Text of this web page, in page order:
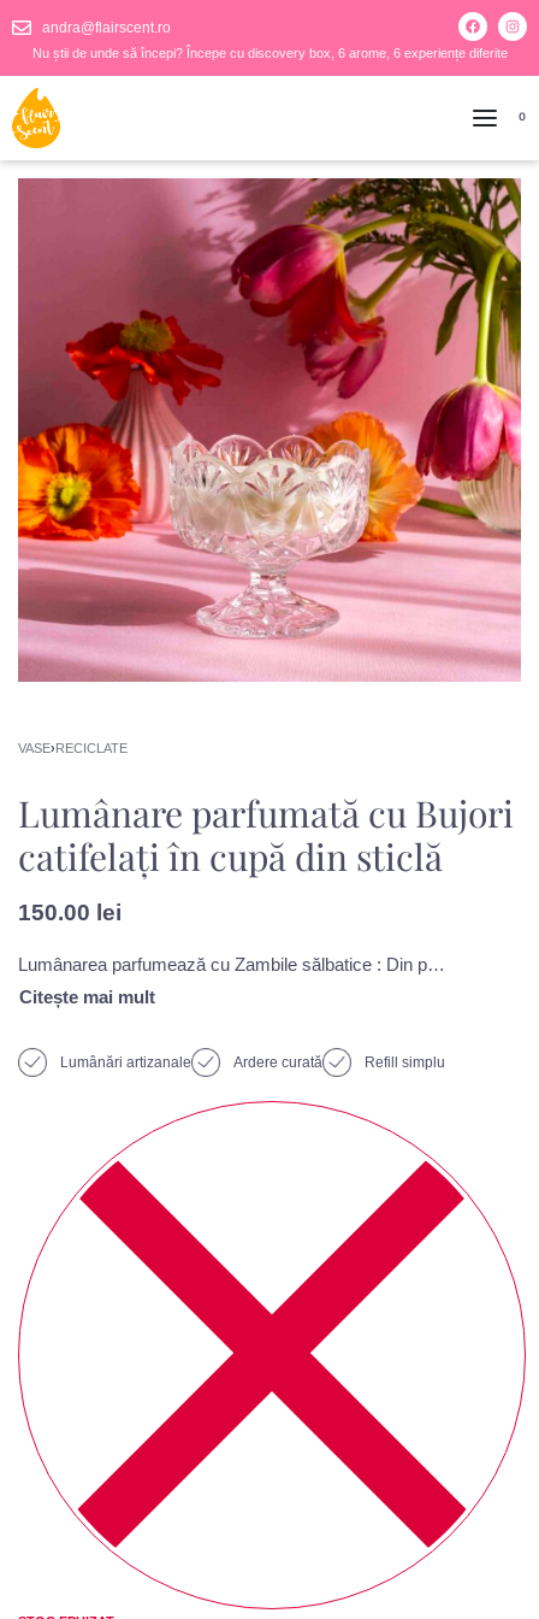
andra@flairscent.ro
Nu știi de unde să începi? Începe cu discovery box, 6 arome, 6 experiențe diferite
0
VASE›RECICLATE
Lumânare parfumată cu Bujori
catifelați în cupă din sticlă
150.00 lei
Lumânarea parfumează cu Zambile sălbatice : Din piața colorată de miresme, în ceara de soia s-a așezat un buchet zâmbitor de zambile. E o aromă care te va scoate din zona de confort, căci e împletită cu acorduri de iasomie, lavandă și trandafir. Croită parcă ca o rochie vaporoasă din flori, aroma se leagă prin nota de bază dată de mosc. Sigur te va intriga și te va chema să o descoperi.
Lumânări artizanale Ardere curată Refill simplu